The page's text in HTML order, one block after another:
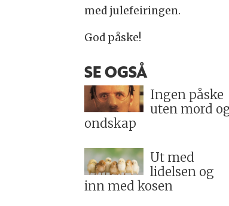
med julefeiringen.
God påske!
SE OGSÅ
Ingen påske
uten mord
ondskap
Ut med
lidelsen og
inn med kosen